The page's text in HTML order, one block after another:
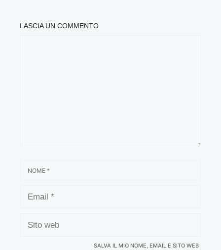
LASCIA UN COMMENTO
WEB
SALVA IL MIO NOME, EMAIL E SITO WEB